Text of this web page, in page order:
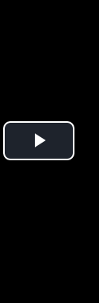
Play